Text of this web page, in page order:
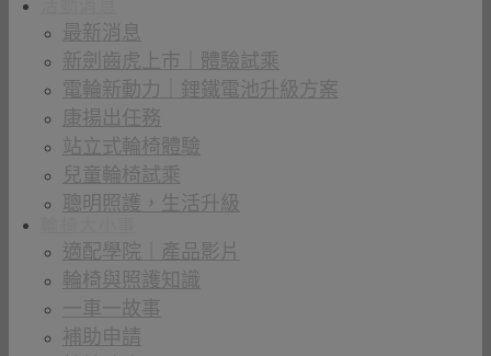
最新消息
新劍齒虎上市｜體驗試乘
電輪新動力｜鋰鐵電池升級方案
康揚出任務
站立式輪椅體驗
兒童輪椅試乘
聰明照護，生活升級
適配學院｜產品影片
輪椅與照護知識
一車一故事
補助申請